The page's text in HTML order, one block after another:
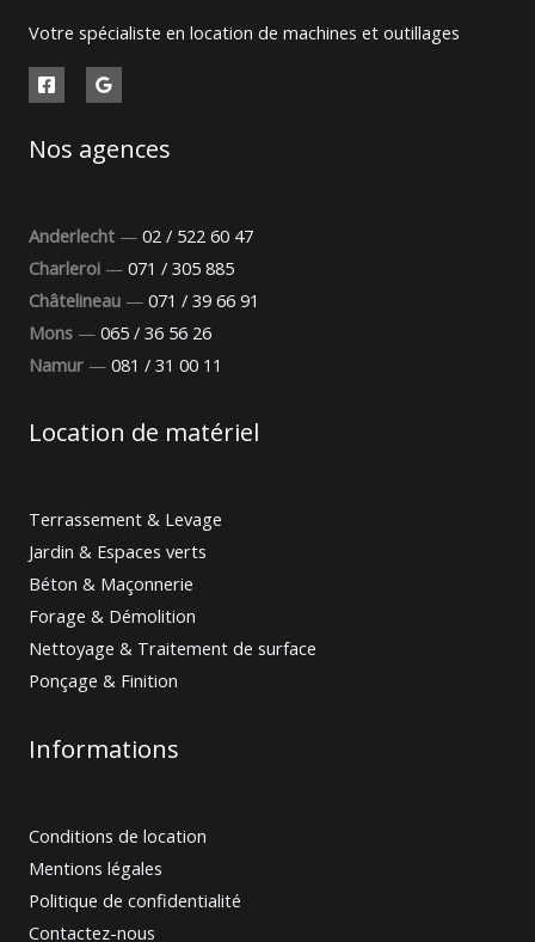
Votre spécialiste en location de machines et outillages
Nos agences
Anderlecht — 02 / 522 60 47
Charleroi — 071 / 305 885
Châtelineau — 071 / 39 66 91
Mons — 065 / 36 56 26
Namur — 081 / 31 00 11
Location de matériel
Terrassement & Levage
Jardin & Espaces verts
Béton & Maçonnerie
Forage & Démolition
Nettoyage & Traitement de surface
Ponçage & Finition
Informations
Conditions de location
Mentions légales
Politique de confidentialité
Contactez-nous